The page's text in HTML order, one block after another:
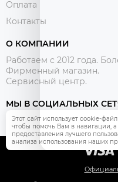
Оплата
Контакты
О КОМПАНИИ
Работаем с 2012 года.
Фирменный магазин.
Сервисный центр.
МЫ В СОЦИАЛЬНЫХ
Этот сайт использует cookie-
чтобы помочь Вам в навигации, а
предоставления лучшего
анализа использования наших